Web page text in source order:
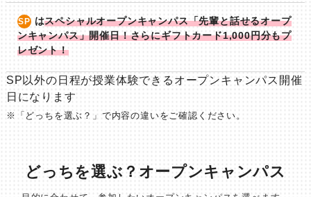
SPはスペシャルオープンキャンパス「先輩と話せるオープ
ンキャンパス」開催日！さらにギフトカード1,000円分もプ
レゼント！
SP以外の日程が授業体験できるオープンキャンパス開催
日になります
※「どっちを選ぶ？」で内容の違いをご確認ください。
どっちを選ぶ？オープンキャンパス